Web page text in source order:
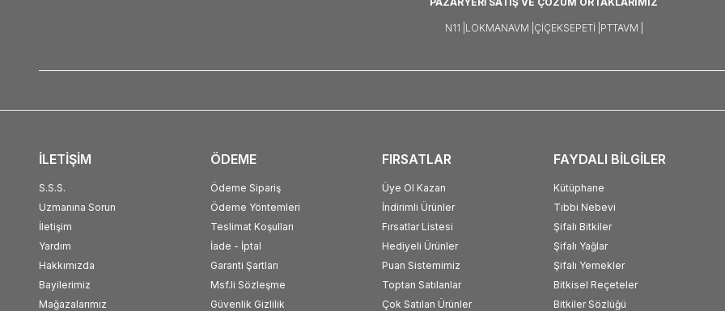
N11 | LOKMANAVM | ÇIÇEKSEPETI | PTTAVM |
İLETİŞİM
S.S.S.
Uzmanına Sorun
İletişim
Yardım
Hakkımızda
Bayilerimiz
Mağazalarımız
ÖDEME
Ödeme Sipariş
Ödeme Yöntemleri
Teslimat Koşulları
İade - İptal
Garanti Şartları
Msf.li Sözleşme
Güvenlik Gizlilik
FIRSATLAR
Üye Ol Kazan
İndirimli Ürünler
Fırsatlar Listesi
Hediyeli Ürünler
Puan Sistemimiz
Toptan Satılanlar
Çok Satılan Ürünler
FAYDALI BİLGİLER
Kütüphane
Tıbbi Nebevi
Şifalı Bitkiler
Şifalı Yağlar
Şifalı Yemekler
Bitkisel Reçeteler
Bitkiler Sözlüğü